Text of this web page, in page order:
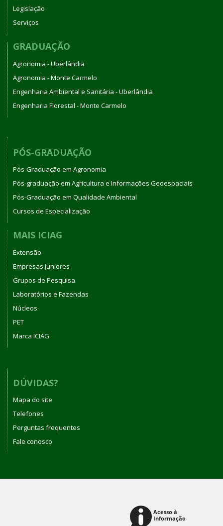
Legislação
Serviços
GRADUAÇÃO
Agronomia - Uberlândia
Agronomia - Monte Carmelo
Engenharia Ambiental e Sanitária - Uberlândia
Engenharia Florestal - Monte Carmelo
PÓS-GRADUAÇÃO
Pós-Graduação em Agronomia
Pós-graduação em Agricultura e Informações Geoespaciais
Pós-Graduação em Qualidade Ambiental
Cursos de Especialização
MAIS ICIAG
Extensão
Empresas Juniores
Grupos de Pesquisa
Laboratórios e Fazendas
Núcleos
PET
Marca ICIAG
DÚVIDAS?
Mapa do site
Telefones
Perguntas frequentes
Fale conosco